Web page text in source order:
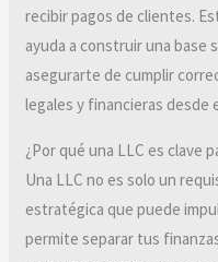
recibir pagos de clientes.
ayuda a construir una base
asegurarte de cumplir
legales y financieras desde
¿Por qué una LLC es clave
Una LLC no es solo un
estratégica que puede
permite separar tus